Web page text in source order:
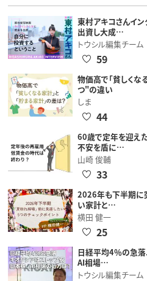
東村アキコさんイ
出資し大成…
トウシル編集チーム
59
物価高で「貧しくな
つ"の違い
しま
44
60歳で定年を迎え
不安を盾に…
山崎 俊輔
33
2026年も下半期に
い家計と…
横田 健一
25
日経平均4％の急落
AI相場…
トウシル編集チーム